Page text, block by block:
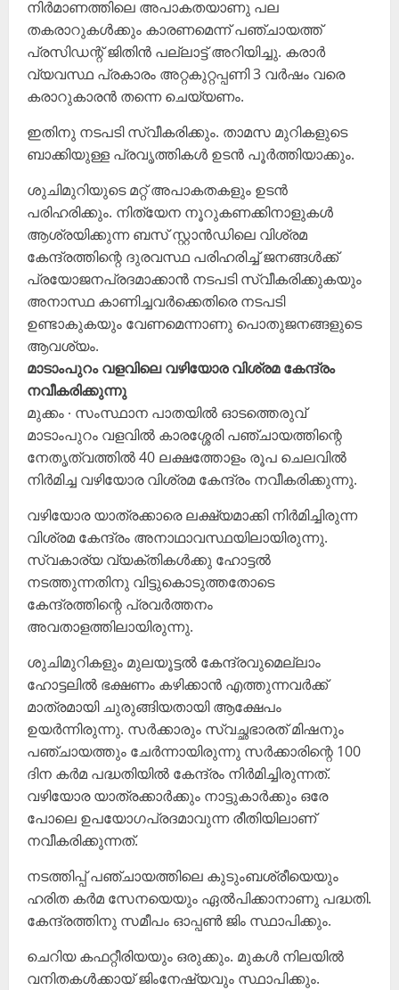
നിർമാണത്തിലെ അപാകതയാണു പല
തകരാറുകൾക്കും കാരണമെന്ന് പഞ്ചായത്ത്
പ്രസിഡന്റ് ജിതിൻ പല്ലാട്ട് അറിയിച്ചു. കരാർ
വ്യവസ്ഥ പ്രകാരം അറ്റകുറ്റപ്പണി 3 വർഷം വരെ
കരാറുകാരൻ തന്നെ ചെയ്യണം.
ഇതിനു നടപടി സ്വീകരിക്കും. താമസ മുറികളുടെ
ബാക്കിയുള്ള പ്രവൃത്തികൾ ഉടൻ പൂർത്തിയാക്കും.
ശുചിമുറിയുടെ മറ്റ് അപാകതകളും ഉടൻ
പരിഹരിക്കും. നിത്യേന നൂ‌റുകണക്കിനാളുകൾ
ആശ്രയിക്കുന്ന ബസ് സ്റ്റാൻഡിലെ വിശ്രമ
കേന്ദ്രത്തിന്റെ ദുരവസ്ഥ പരിഹരിച്ച് ജനങ്ങൾക്ക്
പ്രയോജനപ്രദമാക്കാൻ നടപടി സ്വീകരിക്കുകയും
അനാസ്ഥ കാണിച്ചവർക്കെതിരെ നടപടി
ഉണ്ടാകുകയും വേണമെന്നാണു പൊതുജനങ്ങളുടെ
ആവശ്യം.
മാടാംപുറം വളവിലെ വഴിയോര വിശ്രമ കേന്ദ്രം
നവീകരിക്കുന്നു
മുക്കം ∙ സംസ്ഥാന പാതയി‍ൽ ഓടത്തെരുവ്
മാടാംപുറം വളവിൽ കാരശ്ശേരി പഞ്ചായത്തിന്റെ
നേതൃത്വത്തിൽ 40 ലക്ഷത്തോളം രൂപ ചെലവിൽ
നിർമിച്ച വഴിയോര വിശ്രമ കേന്ദ്രം നവീകരിക്കുന്നു.
വഴിയോര യാത്രക്കാരെ ലക്ഷ്യമാക്കി നിർമിച്ചിരുന്ന
വിശ്രമ കേന്ദ്രം അനാഥാവസ്ഥയിലായിരുന്നു.
സ്വകാര്യ വ്യക്തികൾക്കു ഹോട്ടൽ
നടത്തുന്നതിനു വിട്ടുകൊടുത്തതോടെ
കേന്ദ്രത്തിന്റെ പ്രവർത്തനം
അവതാളത്തിലായിരുന്നു.
ശുചിമുറികളും മുലയൂട്ടൽ കേന്ദ്രവുമെല്ലാം
ഹോട്ടലിൽ ഭക്ഷണം കഴിക്കാൻ എത്തുന്നവർക്ക്
മാത്രമായി ചുരുങ്ങിയതായി ആക്ഷേപം
ഉയർന്നിരുന്നു. സർ‌ക്കാരും സ്വച്ഛഭാരത് മിഷനും
പഞ്ചായത്തും ചേർന്നായിരുന്നു സർക്കാരിന്റെ 100
ദിന കർമ പദ്ധതിയിൽ കേന്ദ്രം നിർമിച്ചിരുന്നത്.
വഴിയോര യാത്രക്കാർക്കും നാട്ടുകാർക്കും ഒരേ
പോലെ ഉപയോഗപ്രദമാവുന്ന രീതിയിലാണ്
നവീകരിക്കുന്നത്.
നടത്തിപ്പ് പഞ്ചായത്തിലെ കുടുംബശ്രീയെയും
ഹരിത കർമ സേനയെയും ഏൽ‌പിക്കാനാണു പദ്ധതി.
കേന്ദ്രത്തിനു സമീപം ഓപ്പൺ ജിം സ്ഥാപിക്കും.
ചെറിയ കഫറ്റീരിയയും ഒരുക്കും. മുകൾ നിലയിൽ
വനിതകൾക്കായ് ജിംനേഷ്യവും സ്ഥാപിക്കും.